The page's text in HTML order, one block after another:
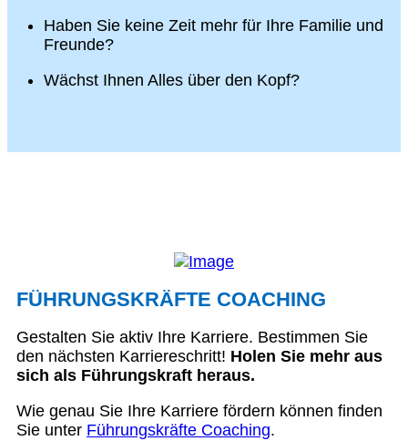
Haben Sie keine Zeit mehr für Ihre Familie und
Freunde?
Wächst Ihnen Alles über den Kopf?
FÜHRUNGSKRÄFTE COACHING
Gestalten Sie aktiv Ihre Karriere. Bestimmen Sie
den nächsten Karriereschritt! Holen Sie mehr aus
sich als Führungskraft heraus.
Wie genau Sie Ihre Karriere fördern können finden
Sie unter Führungskräfte Coaching.